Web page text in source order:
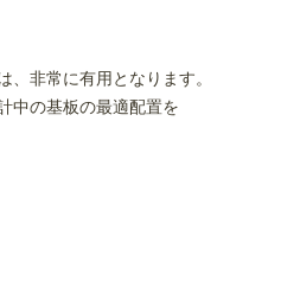
非常に有用となります。
中の基板の最適配置を